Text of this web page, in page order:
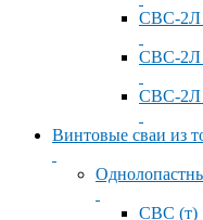
СВС-2Л
СВС-2Л
СВС-2Л
Винтовые сваи из
СВС (т)